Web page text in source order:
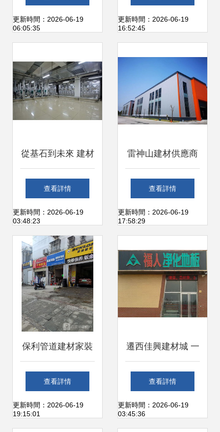
如火如荼，引領專
更新時間：2026-06-19
06:05:35
局與新路徑
更新時間：2026-06-19
16:52:45
從基石到未來 建材
行業的創新與可持
續發展
查看詳情
更新時間：2026-06-19
03:48:23
雷神山建材供應商
如皋造新廠 用顏值
與品質擦亮城市名
查看詳情
更新時間：2026-06-19
17:58:29
保利管道建材家裝
店 打造品質家居的
首選伙伴
查看詳情
更新時間：2026-06-19
19:15:01
遷西佳興建材城 一
站式建材采購的天
堂
查看詳情
更新時間：2026-06-19
03:45:36